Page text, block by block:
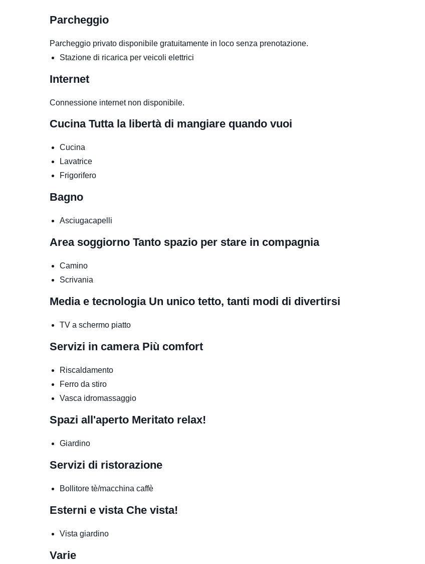
Parcheggio
Parcheggio privato disponibile gratuitamente in loco senza prenotazione.
Stazione di ricarica per veicoli elettrici
Internet
Connessione internet non disponibile.
Cucina Tutta la libertà di mangiare quando vuoi
Cucina
Lavatrice
Frigorifero
Bagno
Asciugacapelli
Area soggiorno Tanto spazio per stare in compagnia
Camino
Scrivania
Media e tecnologia Un unico tetto, tanti modi di divertirsi
TV a schermo piatto
Servizi in camera Più comfort
Riscaldamento
Ferro da stiro
Vasca idromassaggio
Spazi all'aperto Meritato relax!
Giardino
Servizi di ristorazione
Bollitore tè/macchina caffè
Esterni e vista Che vista!
Vista giardino
Varie